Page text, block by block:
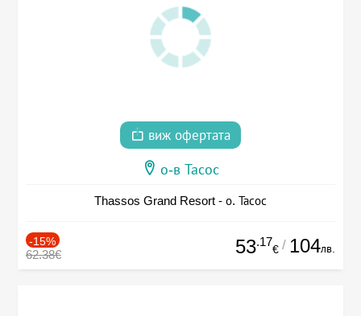
виж офертата
о-в Тасос
Thassos Grand Resort - о. Тасос
-15%
62.38€ 53.17
€ / 104лв.